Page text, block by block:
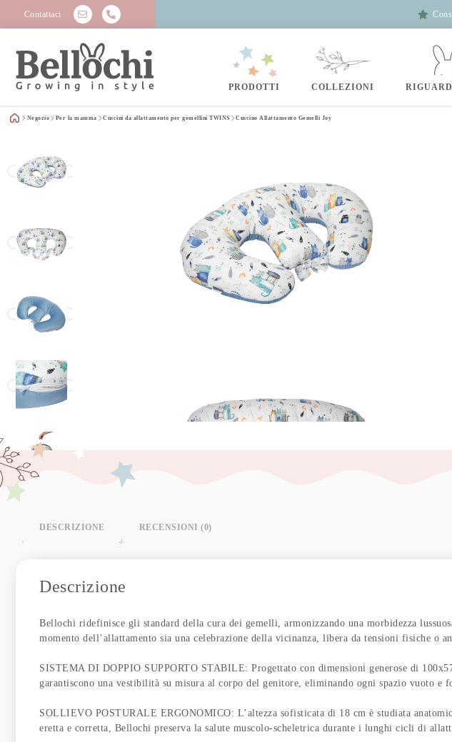
Contattaci
PRODOTTI COLLEZIONI
Negozio Per la mamma Cuscini da allattamento per gemellini TWINS Cuscino Allattamento Gemelli Joy
DESCRIZIONE RECENSIONI (0)
Descrizione
Bellochi ridefinisce gli standard della cura dei gemelli, armonizzando una morbidezza
momento dell’allattamento sia una celebrazione della vicinanza, libera da tensioni fisiche o
SISTEMA DI DOPPIO SUPPORTO STABILE: Progettato con dimensioni generose di
garantiscono una vestibilità su misura al corpo del genitore, eliminando ogni spazio vuoto e
SOLLIEVO POSTURALE ERGONOMICO: L’altezza sofisticata di 18 cm è studiata
eretta e corretta, Bellochi preserva la salute muscolo-scheletrica durante i lunghi cicli di